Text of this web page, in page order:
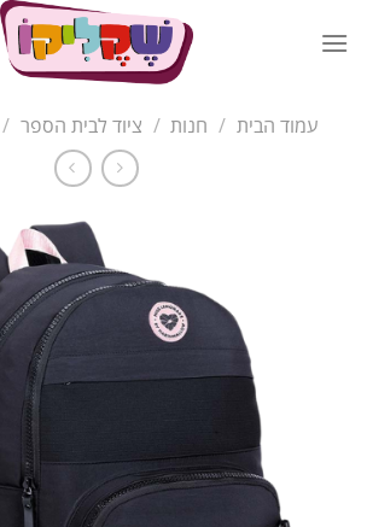
עמוד הבית / חנות / ציוד לבית הספר /